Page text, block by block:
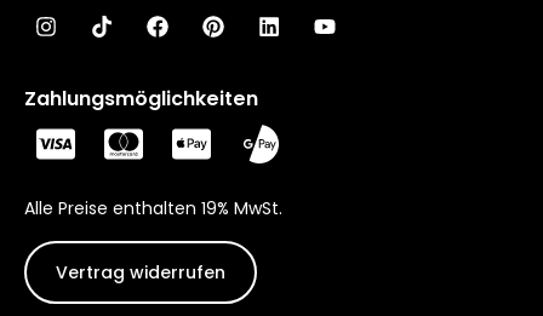
Zahlungsmöglichkeiten
Alle Preise enthalten 19% MwSt.
Vertrag widerrufen